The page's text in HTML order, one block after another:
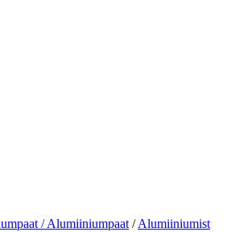
/ Alumiiniumpaat /Alumiiniumist